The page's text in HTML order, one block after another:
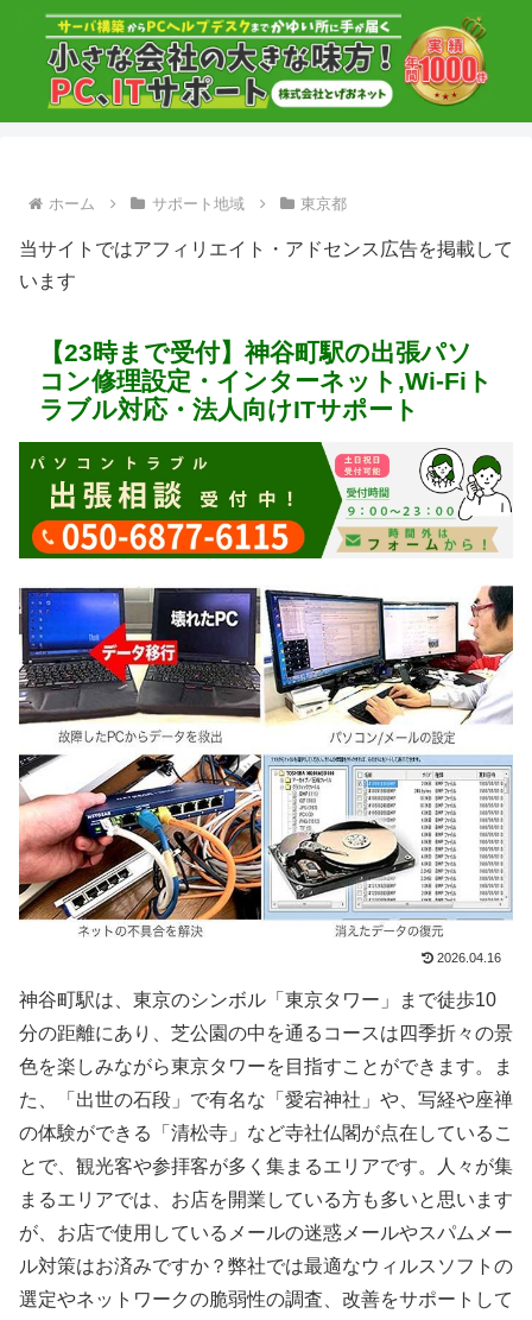
ホーム サポート地域 東京都
当サイトではアフィリエイト・アドセンス広告を掲載して
います
【23時まで受付】神谷町駅の出張パソ
コン修理設定・インターネット,Wi-Fiト
ラブル対応・法人向けITサポート
2026.04.16
神谷町駅は、東京のシンボル「東京タワー」まで徒歩10
分の距離にあり、芝公園の中を通るコースは四季折々の景
色を楽しみながら東京タワーを目指すことができます。ま
た、「出世の石段」で有名な「愛宕神社」や、写経や座禅
の体験ができる「清松寺」など寺社仏閣が点在しているこ
とで、観光客や参拝客が多く集まるエリアです。人々が集
まるエリアでは、お店を開業している方も多いと思います
が、お店で使用しているメールの迷惑メールやスパムメー
ル対策はお済みですか？弊社では最適なウィルスソフトの
選定やネットワークの脆弱性の調査、改善をサポートして